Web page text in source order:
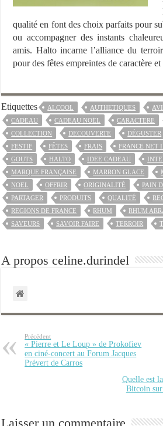
qualité en font des choix parfaits pour
ou accompagner des instants
amis. Halto incarne l’alliance du
pour des fêtes empreintes de caractère
Etiquettes ALCOOL AUTHETIQUES
CADEAU
CADEAU NOËL CARACTERE
COLLECTION
DECOUVERTE DÉGUSTER
FESTIF
FÊTES FRAIS FRANCE NET
GOUTS
HALTO IDEE CADEAU
MARQUE FRANÇAISE
MARRON GLACE
NOEL
OFFRIR ORIGINALITÉ
PAIN
PARTAGER
PRODUITS QUALITÉ
REGIONS DE FRANCE
RHUM RHUM
SAVEURS
SAVOIR FAIRE TERROIR
A propos celine.durindel
Précédent
« Pierre et Le Loup » de Prokofiev
en ciné-concert au Forum Jacques
Prévert de Carros
Quelle est
Bitcoin sur
Laisser un commentaire